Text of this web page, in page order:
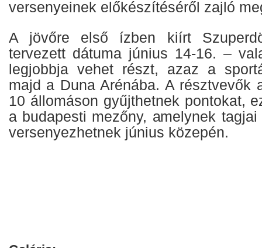
versenyeinek előkészítéséről zajló
A jövőre első ízben kiírt
tervezett dátuma június 14-16. –
legjobbja vehet részt, azaz a
majd a Duna Arénába. A résztvevők
10 állomáson gyűjthetnek pontokat,
a budapesti mezőny, amelynek
versenyezhetnek június közepén.